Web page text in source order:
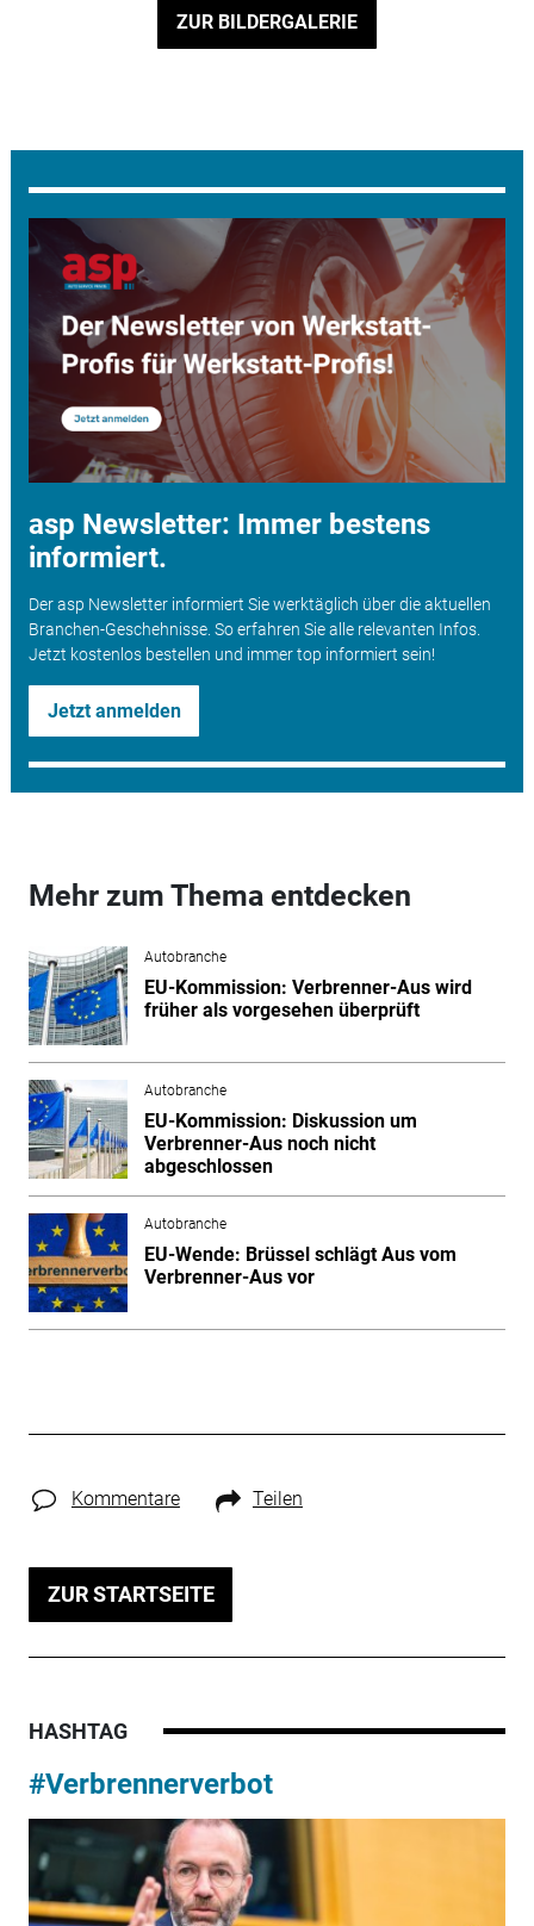
ZUR BILDERGALERIE
asp Newsletter: Immer bestens
informiert.
Der asp Newsletter informiert Sie werktäglich über die aktuellen
Branchen-Geschehnisse. So erfahren Sie alle relevanten Infos.
Jetzt kostenlos bestellen und immer top informiert sein!
Jetzt anmelden
Mehr zum Thema entdecken
Autobranche
EU-Kommission: Verbrenner-Aus wird
früher als vorgesehen überprüft
Autobranche
EU-Kommission: Diskussion um
Verbrenner-Aus noch nicht
abgeschlossen
Autobranche
EU-Wende: Brüssel schlägt Aus vom
Verbrenner-Aus vor
Kommentare Teilen
ZUR STARTSEITE
HASHTAG
#Verbrennerverbot